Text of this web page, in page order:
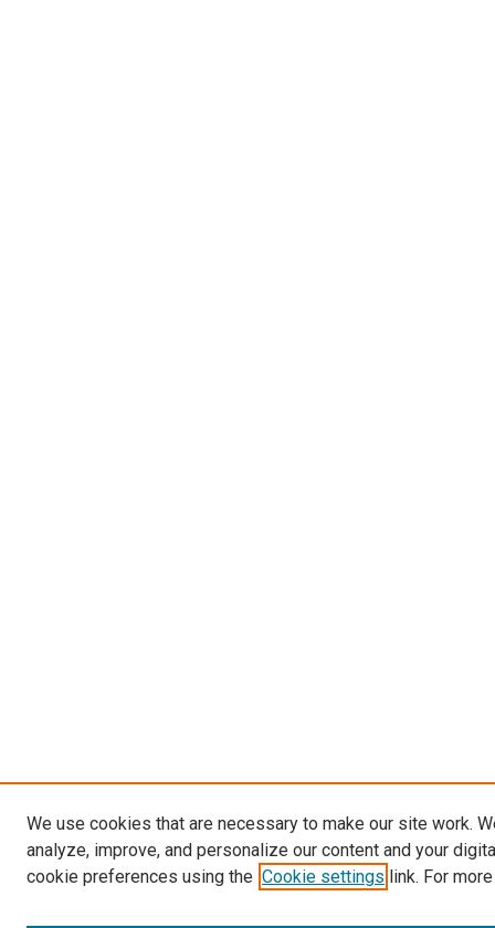
We use cookies that are necessary to make our site work.
analyze, improve, and personalize our content and your
cookie preferences using the Cookie settings link. For